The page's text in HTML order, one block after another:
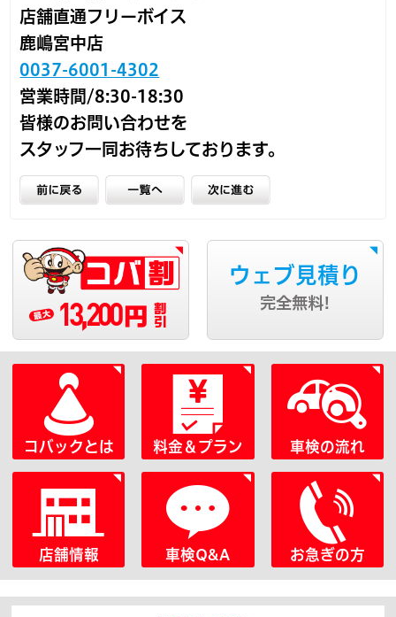
店舗直通フリーボイス
鹿嶋宮中店
0037-6001-4302
営業時間/8:30-18:30
皆様のお問い合わせを
スタッフ一同お待ちしております。
13,200 円
ウェブ見積り
完全無料!
コバックとは 料金＆プラン 車検の流れ
店舗情報 車検Q&A お急ぎの方